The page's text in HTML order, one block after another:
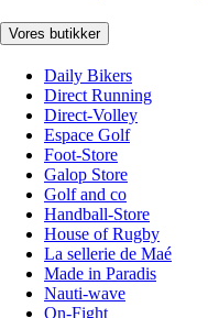
Vores butikker
Daily Bikers
Direct Running
Direct-Volley
Espace Golf
Foot-Store
Galop Store
Golf and co
Handball-Store
House of Rugby
La sellerie de Maé
Made in Paradis
Nauti-wave
On-Fight